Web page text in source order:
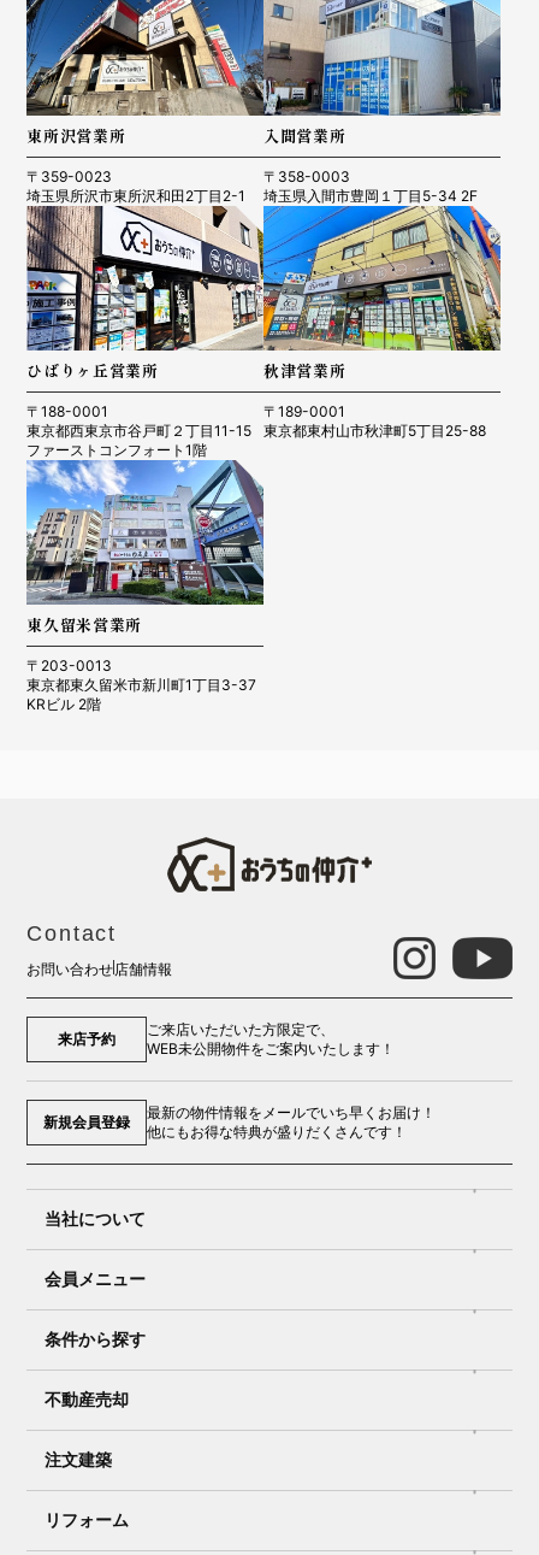
東所沢営業所
〒359-0023
埼玉県所沢市東所沢和田2丁目2-1
入間営業所
〒358-0003
埼玉県入間市豊岡１丁目5-34 2F
ひばりヶ丘営業所
〒188-0001
東京都西東京市谷戸町２丁目11-15
ファーストコンフォート1階
秋津営業所
〒189-0001
東京都東村山市秋津町5丁目25-88
東久留米営業所
〒203-0013
東京都東久留米市新川町1丁目3-37
KRビル 2階
Contact
お問い合わせ店舗情報
来店予約
ご来店いただいた方限定で、
WEB未公開物件をご案内いたします！
新規会員登録
最新の物件情報をメールでいち早くお届け！
他にもお得な特典が盛りだくさんです！
当社について
会員メニュー
条件から探す
不動産売却
注文建築
リフォーム